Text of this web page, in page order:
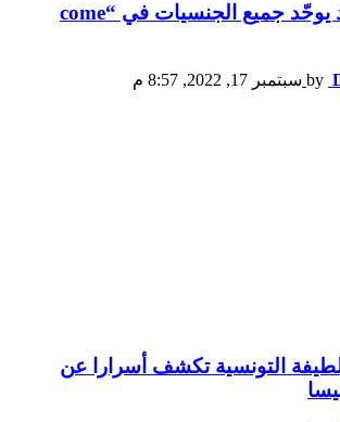
الشاب خالد يوحّد جميع الجنسيات في “come
by سبتمبر 17, 2022, 8:57 م
التونسية تكشف أسرارا عن